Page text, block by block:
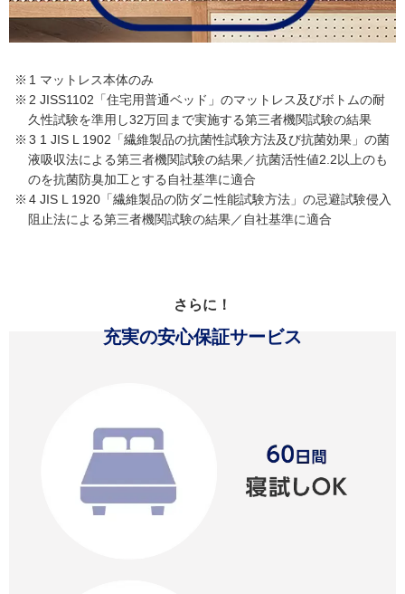
1 マットレス本体のみ
2 JISS1102「住宅用普通ベッド」のマットレス及びボトムの耐
久性試験を準用し32万回まで実施する第三者機関試験の結果
3 1 JIS L 1902「繊維製品の抗菌性試験方法及び抗菌効果」の菌
液吸収法による第三者機関試験の結果／抗菌活性値2.2以上のも
のを抗菌防臭加工とする自社基準に適合
4 JIS L 1920「繊維製品の防ダニ性能試験方法」の忌避試験侵入
阻止法による第三者機関試験の結果／自社基準に適合
さらに！
充実の安心保証サービス